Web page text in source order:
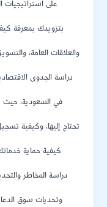
على استراتيجيات
بتزويدك بمعرفة
والعلاقات العامة،
دراسة الجدوى
في السعودية، حيث
تحتاج إليها، وكيفية
كيفية حماية
دراسة المخاطر
وتحديات سوق